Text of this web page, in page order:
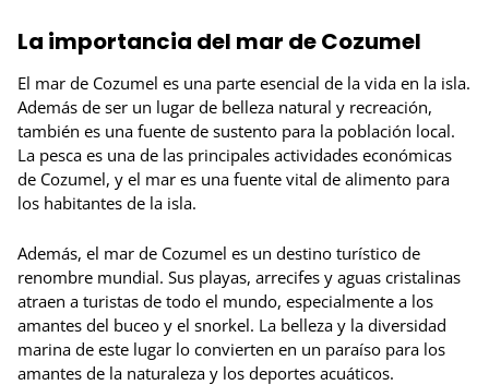
La importancia del mar de Cozumel
El mar de Cozumel es una parte esencial de la vida en la isla.
Además de ser un lugar de belleza natural y recreación,
también es una fuente de sustento para la población local.
La pesca es una de las principales actividades económicas
de Cozumel, y el mar es una fuente vital de alimento para
los habitantes de la isla.
Además, el mar de Cozumel es un destino turístico de
renombre mundial. Sus playas, arrecifes y aguas cristalinas
atraen a turistas de todo el mundo, especialmente a los
amantes del buceo y el snorkel. La belleza y la diversidad
marina de este lugar lo convierten en un paraíso para los
amantes de la naturaleza y los deportes acuáticos.